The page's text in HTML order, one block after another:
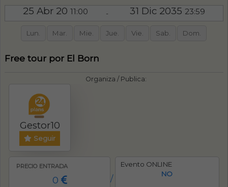
25 Abr 20 11:00 - 31 Dic 2035 23:59
Lun. Mar. Mie. Jue. Vie. Sab. Dom.
Free tour por El Born
Organiza / Publica:
Gestor10
Seguir
PRECIO ENTRADA
0 /
Evento ONLINE
NO